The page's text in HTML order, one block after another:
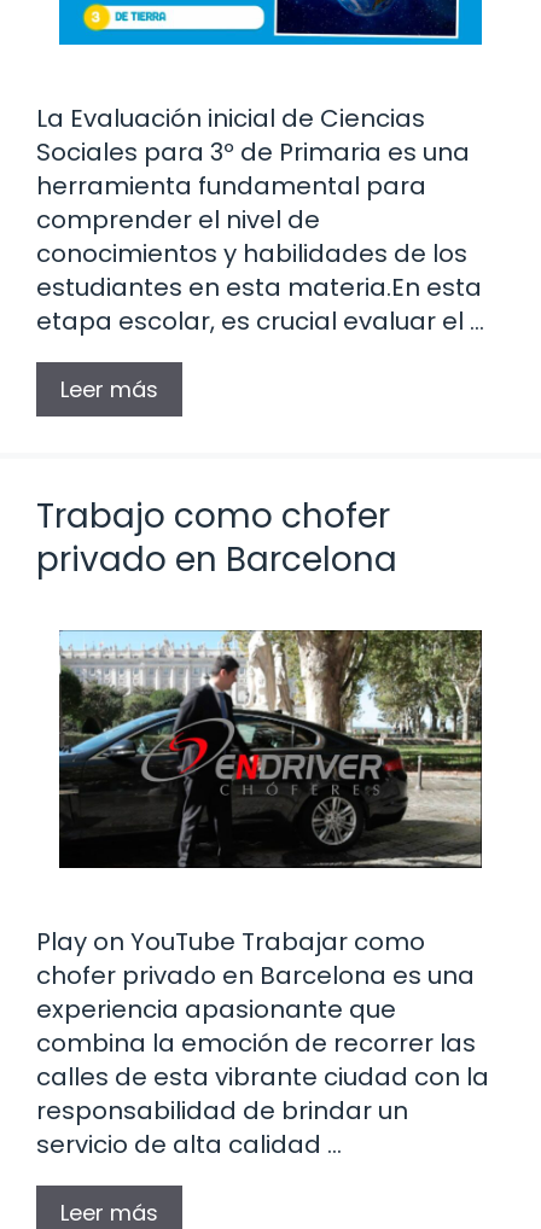
La Evaluación inicial de Ciencias
Sociales para 3º de Primaria es una
herramienta fundamental para
comprender el nivel de
conocimientos y habilidades de los
estudiantes en esta materia.En esta
etapa escolar, es crucial evaluar el …
Leer más
Trabajo como chofer
privado en Barcelona
Play on YouTube Trabajar como
chofer privado en Barcelona es una
experiencia apasionante que
combina la emoción de recorrer las
calles de esta vibrante ciudad con la
responsabilidad de brindar un
servicio de alta calidad …
Leer más